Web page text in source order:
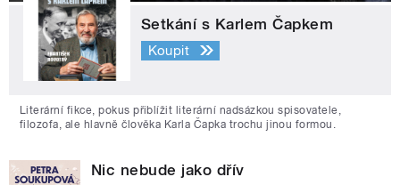
Setkání s Karlem Čapkem
Koupit
Literární fikce, pokus přiblížit literární nadsázkou spisovatele,
filozofa, ale hlavně člověka Karla Čapka trochu jinou formou.
Nic nebude jako dřív